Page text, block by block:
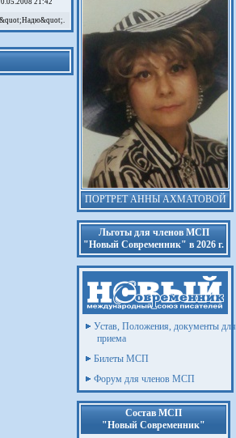
21:42
ПОРТРЕТ АННЫ АХМАТОВОЙ
Льготы для членов МСП
"Новый Современник" в 2026 г.
Устав, Положения, документы для
приема
Билеты МСП
Форум для членов МСП
Состав МСП
"Новый Современник"